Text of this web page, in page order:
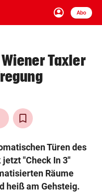
account_circle
Anmelden
Abo
close Schließen
arrow_right
arrow_right
Taxler
Türen des
"Check In 3"
Räume
heiß am Gehsteig.